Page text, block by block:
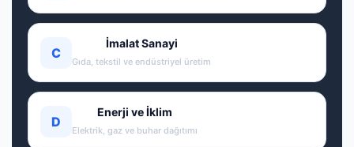
C
İmalat Sanayi
Gıda, tekstil ve endüstriyel üretim
D
Enerji ve İklim
Elektrik, gaz ve buhar dağıtımı